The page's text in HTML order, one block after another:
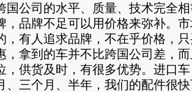
国公司的水平、质量、技术完全
，品牌不足可以用价格来弥补。
，有人追求品牌，不在乎价格，
，拿到的车并不比跨国公司差，
，供货及时，有很多优势。进口
、三个月、半年，我们的配件很